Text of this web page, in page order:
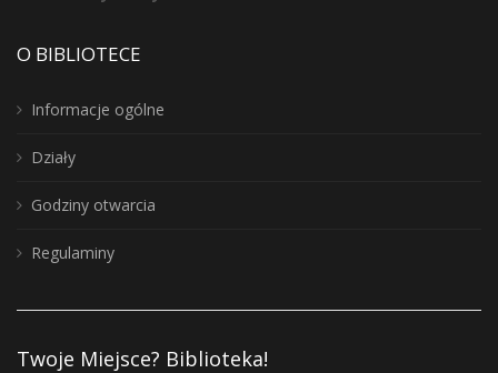
O BIBLIOTECE
Informacje ogólne
Działy
Godziny otwarcia
Regulaminy
Twoje Miejsce? Biblioteka!